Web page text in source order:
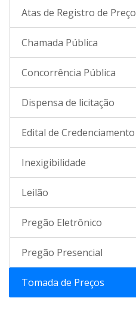
Atas de Registro de Preço
Chamada Pública
Concorrência Pública
Dispensa de licitação
Edital de Credenciamento
Inexigibilidade
Leilão
Pregão Eletrônico
Pregão Presencial
Tomada de Preços